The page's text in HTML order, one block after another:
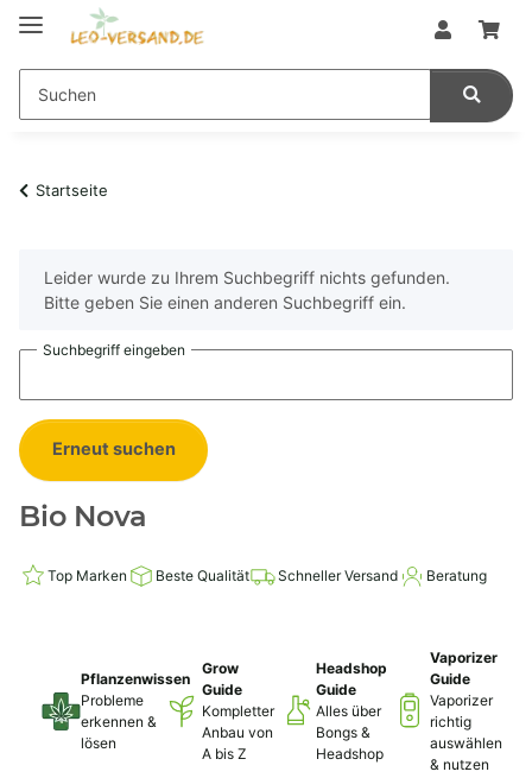
Startseite
xLeider wurde zu Ihrem Suchbegriff nichts gefunden.
Bitte geben Sie einen anderen Suchbegriff ein.
Suchbegriff eingeben
Erneut suchen
Bio Nova
Top Marken Beste Qualität Schneller Versand Beratung
Pflanzenwissen
Probleme
erkennen &
lösen
Grow
Guide
Kompletter
Anbau von
A bis Z
Headshop
Guide
Alles über
Bongs &
Headshop
Vaporizer
Guide
Vaporizer
richtig
auswählen
& nutzen